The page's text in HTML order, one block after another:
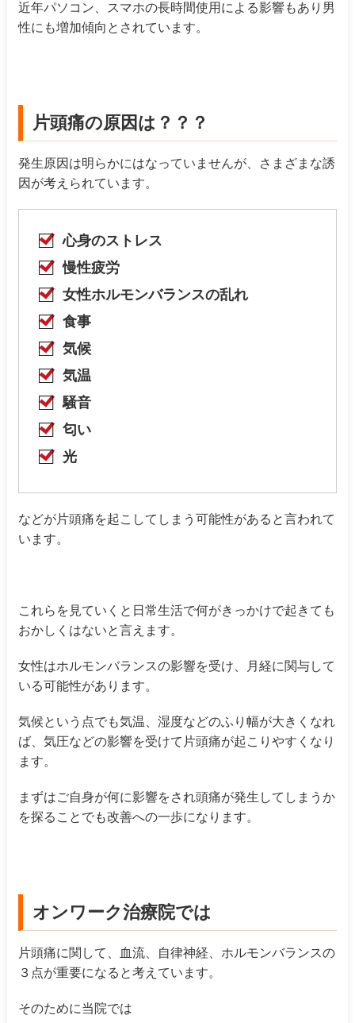
近年パソコン、スマホの長時間使用による影響もあり男
性にも増加傾向とされています。
片頭痛の原因は？？？
発生原因は明らかにはなっていませんが、さまざまな誘
因が考えられています。
心身のストレス
慢性疲労
女性ホルモンバランスの乱れ
食事
気候
気温
騒音
匂い
光
などが片頭痛を起こしてしまう可能性があると言われて
います。
これらを見ていくと日常生活で何がきっかけで起きても
おかしくはないと言えます。
女性はホルモンバランスの影響を受け、月経に関与して
いる可能性があります。
気候という点でも気温、湿度などのふり幅が大きくなれ
ば、気圧などの影響を受けて片頭痛が起こりやすくなり
ます。
まずはご自身が何に影響をされ頭痛が発生してしまうか
を探ることでも改善への一歩になります。
オンワーク治療院では
片頭痛に関して、血流、自律神経、ホルモンバランスの
３点が重要になると考えています。
そのために当院では